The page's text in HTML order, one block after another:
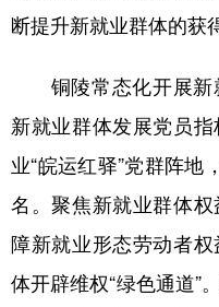
文化 书画
访谈 视频
法律 中央文件
食品 人居
学术中国 乡村振兴
断提升新就业群体的获
铜陵常态化开展新
新就业群体发展党员
业“皖运红驿”党群阵地
名。聚焦新就业群体
障新就业形态劳动者
体开辟维权“绿色通道”